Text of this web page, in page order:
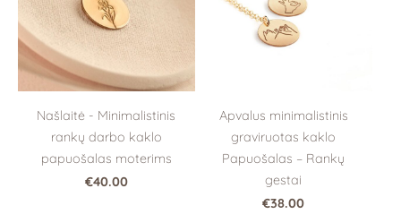
Našlaitė - Minimalistinis
rankų darbo kaklo
papuošalas moterims
€40.00
Apvalus minimalistinis
graviruotas kaklo
Papuošalas – Rankų
gestai
€38.00